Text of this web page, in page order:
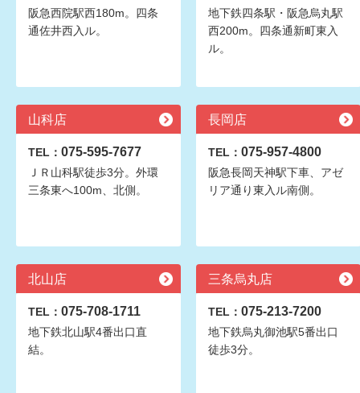
阪急西院駅西180m。四条
通佐井西入ル。
地下鉄四条駅・阪急烏丸駅
西200m。四条通新町東入
ル。
山科店
TEL： 075-595-7677
ＪＲ山科駅徒歩3分。外環
三条東へ100m、北側。
長岡店
TEL： 075-957-4800
阪急長岡天神駅下車、アゼ
リア通り東入ル南側。
北山店
TEL： 075-708-1711
地下鉄北山駅4番出口直
結。
三条烏丸店
TEL： 075-213-7200
地下鉄烏丸御池駅5番出口
徒歩3分。